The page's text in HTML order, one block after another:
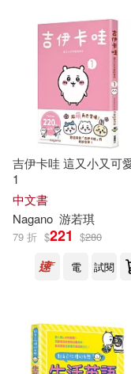
Naranjan S.(2)
Naranjan S.
Ost’ádal(2)
Adewale(1)
Adumi
Alethea
Linfair Records
Textstream(4)
Deutsche
harmonia
ブティック社(2)
小魯文化(2)
BR Klassik(1)
可海外宅配(137)
可港澳店取(119)
可新加坡店取
吉伊卡哇 這又小又可
1
中文書
Nagano 游若琪
79 折 $221 $280
電
試閱